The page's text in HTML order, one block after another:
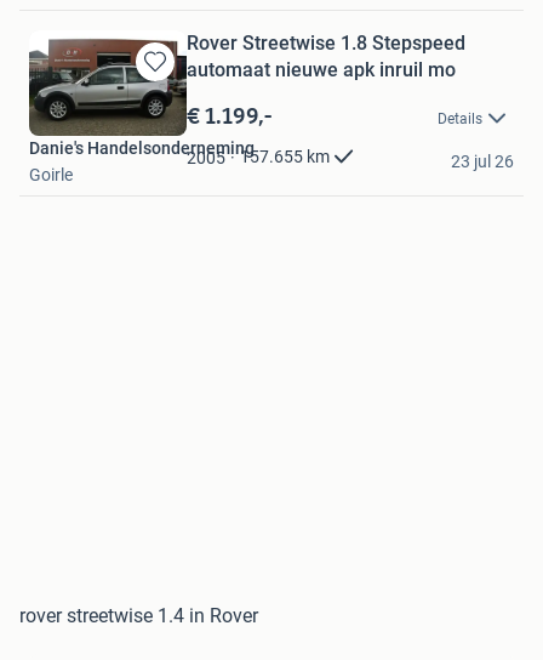
Bewaren
in
Mijn
Favorieten
Rover Streetwise 1.8 Stepspeed
automaat nieuwe apk inruil mo
€ 1.199,- Details
2005 157.655 km
Danie's Handelsonderneming
Goirle
23 jul 26
rover streetwise 1.4 in Rover